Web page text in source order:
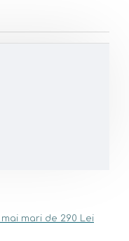
mari de 290 Lei